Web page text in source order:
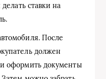
делать ставки на
После
должен
оформить документы